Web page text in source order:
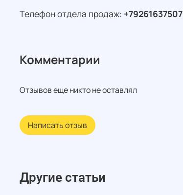
Телефон отдела продаж: +79261637507
Комментарии
Отзывов еще никто не оставлял
Написать отзыв
Другие статьи